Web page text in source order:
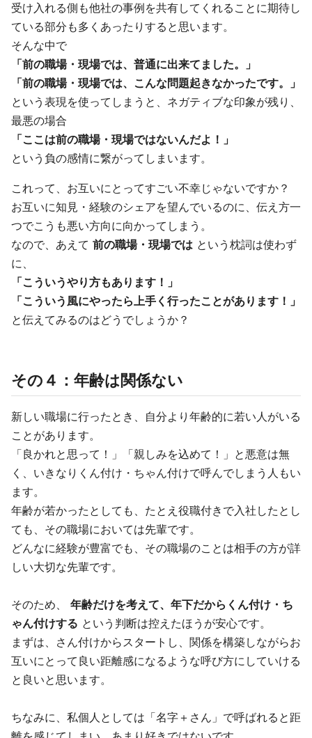
受け入れる側も他社の事例を共有してくれることに期待し
ている部分も多くあったりすると思います。
そんな中で
「前の職場・現場では、普通に出来てました。」
「前の職場・現場では、こんな問題起きなかったです。」
という表現を使ってしまうと、ネガティブな印象が残り、
最悪の場合
「ここは前の職場・現場ではないんだよ！」
という負の感情に繋がってしまいます。
これって、お互いにとってすごい不幸じゃないですか？
お互いに知見・経験のシェアを望んでいるのに、伝え方一
つでこうも悪い方向に向かってしまう。
なので、あえて 前の職場・現場では という枕詞は使わず
に、
「こういうやり方もあります！」
「こういう風にやったら上手く行ったことがあります！」
と伝えてみるのはどうでしょうか？
その４：年齢は関係ない
新しい職場に行ったとき、自分より年齢的に若い人がいる
ことがあります。
「良かれと思って！」「親しみを込めて！」と悪意は無
く、いきなりくん付け・ちゃん付けで呼んでしまう人もい
ます。
年齢が若かったとしても、たとえ役職付きで入社したとし
ても、その職場においては先輩です。
どんなに経験が豊富でも、その職場のことは相手の方が詳
しい大切な先輩です。
そのため、 年齢だけを考えて、年下だからくん付け・ち
ゃん付けする という判断は控えたほうが安心です。
まずは、さん付けからスタートし、関係を構築しながらお
互いにとって良い距離感になるような呼び方にしていける
と良いと思います。
ちなみに、私個人としては「名字＋さん」で呼ばれると距